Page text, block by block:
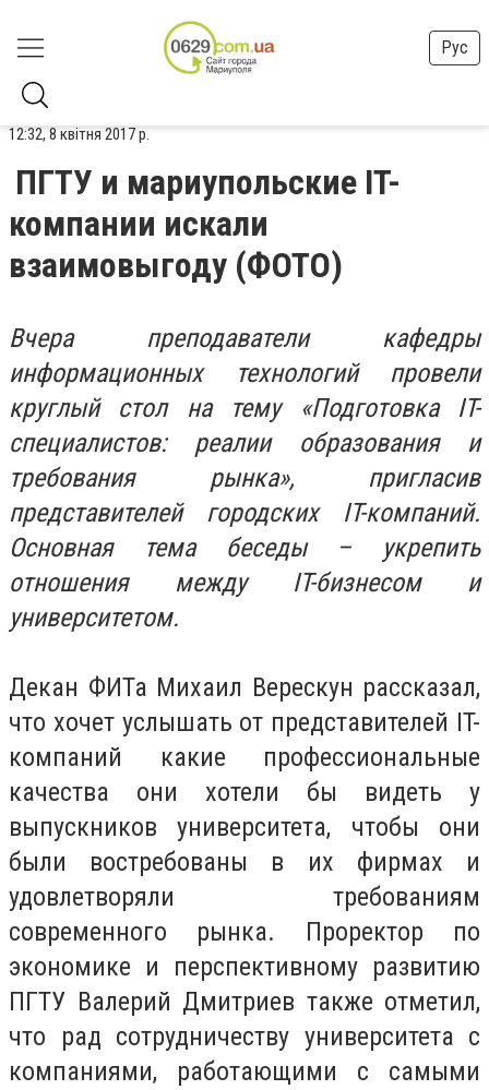
Рус
12:32, 8 квітня 2017 р.
ПГТУ и мариупольскиe IT-
компании искали
взаимовыгоду (ФОТО)
Вчера преподаватели кафедры
информационных технологий провели
круглый стол на тему «Подготовка IT-
специалистов: реалии образования и
требования рынка», пригласив
представителей городских IT-компаний.
Основная тема беседы – укрепить
отношения между IT-бизнесом и
университетом.
Декан ФИТа Михаил Верескун рассказал,
что хочет услышать от представителей IT-
компаний какие профессиональные
качества они хотели бы видеть у
выпускников университета, чтобы они
были востребованы в их фирмах и
удовлетворяли требованиям
современного рынка. Проректор по
экономике и перспективному развитию
ПГТУ Валерий Дмитриев также отметил,
что рад сотрудничеству университета с
компаниями, работающими с самыми